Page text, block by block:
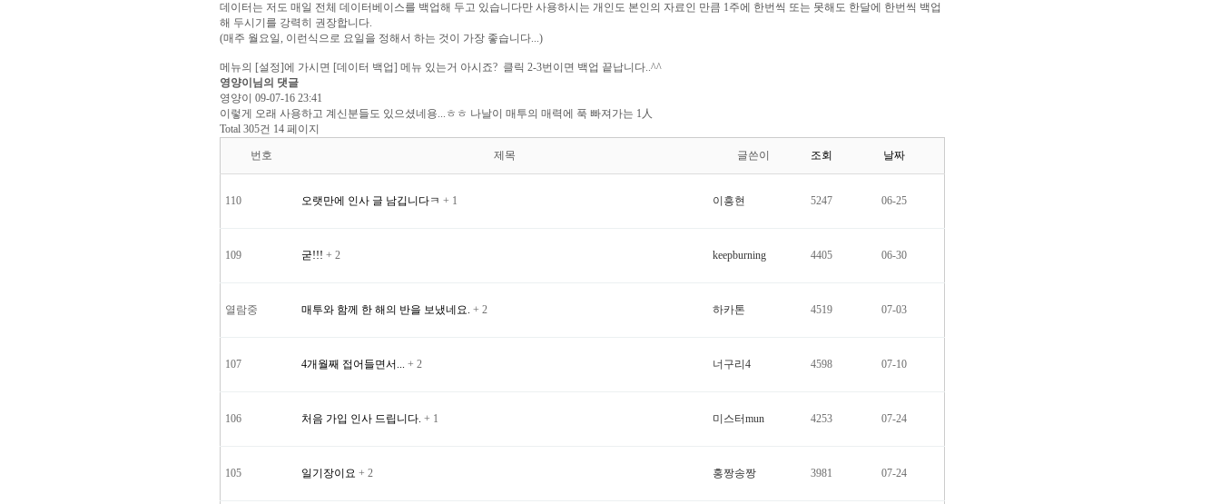
데이터는 저도 매일 전체 데이터베이스를 백업해 두고 있습니다만 사용하시는 개인도 본인의 자료인 만큼 1주에 한번씩 또는 못해도 한달에 한번씩 백업
해 두시기를 강력히 권장합니다.
(매주 월요일, 이런식으로 요일을 정해서 하는 것이 가장 좋습니다...)
메뉴의 [설정]에 가시면 [데이터 백업] 메뉴 있는거 아시죠? 클릭 2-3번이면 백업 끝납니다..^^
영양이님의 댓글
영양이 09-07-16 23:41
이렇게 오래 사용하고 계신분들도 있으셨네용...ㅎㅎ 나날이 매투의 매력에 푹 빠져가는 1人
Total 305건 14 페이지
번호 제목 글쓴이 조회 날짜
110 오랫만에 인사 글 남깁니다ㅋ + 1 이흥현 5247 06-25
109 굳!!! + 2 keepburning 4405 06-30
열람중 매투와 함께 한 해의 반을 보냈네요. + 2 하카톤 4519 07-03
107 4개월째 접어들면서... + 2 너구리4 4598 07-10
106 처음 가입 인사 드립니다. + 1 미스터mun 4253 07-24
105 일기장이요 + 2 홍짱송짱 3981 07-24